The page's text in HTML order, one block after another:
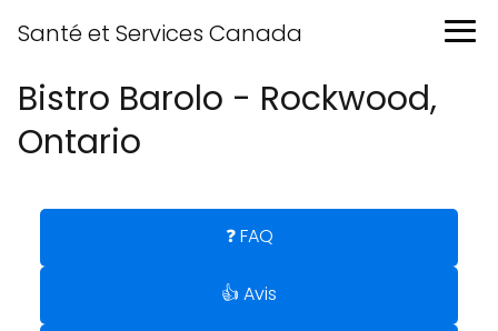
Santé et Services Canada
Bistro Barolo - Rockwood,
Ontario
❓ FAQ
👍 Avis